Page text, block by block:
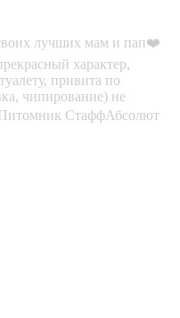
лучших мам и пап❤️
характер,
привита по
чипирование) не
Питомник СтаффАбсолют